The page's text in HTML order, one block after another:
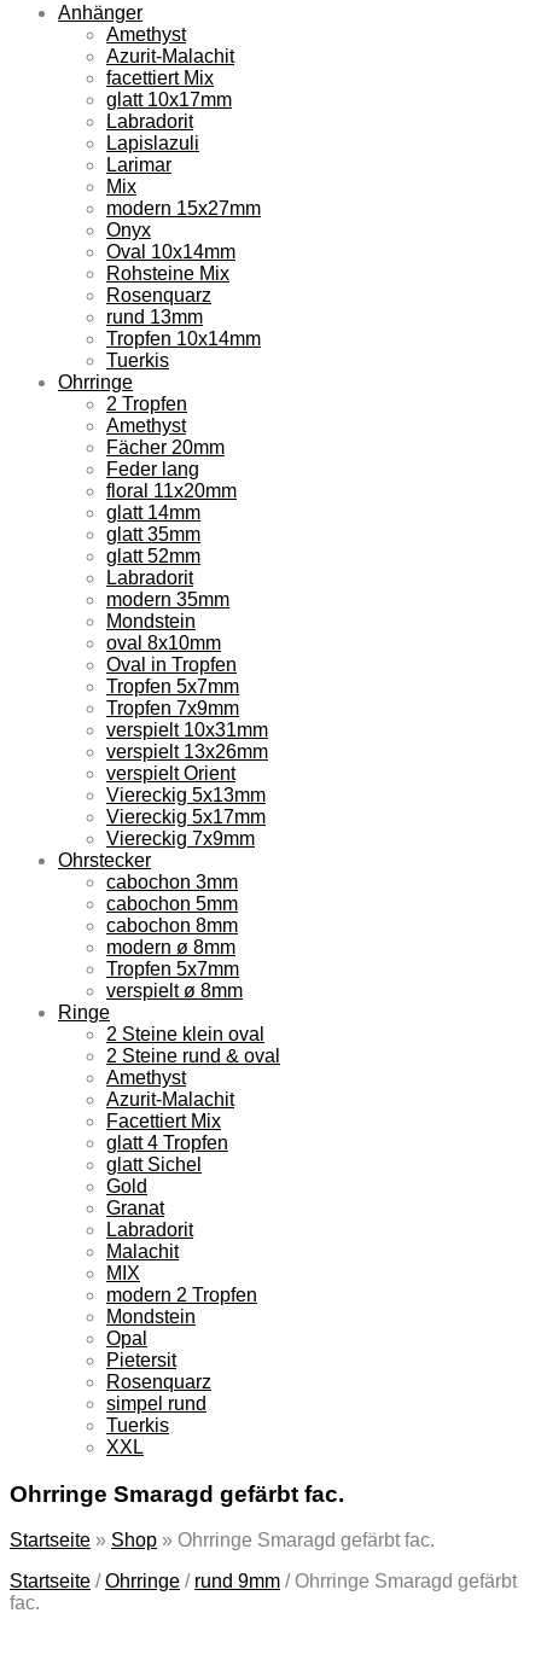
Anhänger
Amethyst
Azurit-Malachit
facettiert Mix
glatt 10x17mm
Labradorit
Lapislazuli
Larimar
Mix
modern 15x27mm
Onyx
Oval 10x14mm
Rohsteine Mix
Rosenquarz
rund 13mm
Tropfen 10x14mm
Tuerkis
Ohrringe
2 Tropfen
Amethyst
Fächer 20mm
Feder lang
floral 11x20mm
glatt 14mm
glatt 35mm
glatt 52mm
Labradorit
modern 35mm
Mondstein
oval 8x10mm
Oval in Tropfen
Tropfen 5x7mm
Tropfen 7x9mm
verspielt 10x31mm
verspielt 13x26mm
verspielt Orient
Viereckig 5x13mm
Viereckig 5x17mm
Viereckig 7x9mm
Ohrstecker
cabochon 3mm
cabochon 5mm
cabochon 8mm
modern ø 8mm
Tropfen 5x7mm
verspielt ø 8mm
Ringe
2 Steine klein oval
2 Steine rund & oval
Amethyst
Azurit-Malachit
Facettiert Mix
glatt 4 Tropfen
glatt Sichel
Gold
Granat
Labradorit
Malachit
MIX
modern 2 Tropfen
Mondstein
Opal
Pietersit
Rosenquarz
simpel rund
Tuerkis
XXL
Ohrringe Smaragd gefärbt fac.
Startseite » Shop » Ohrringe Smaragd gefärbt fac.
Startseite /Ohrringe / rund 9mm /Ohrringe Smaragd gefärbt
fac.